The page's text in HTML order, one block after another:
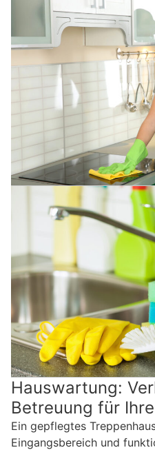
Hauswartung:
Betreuung für
Ein gepflegtes
Eingangsbereich und